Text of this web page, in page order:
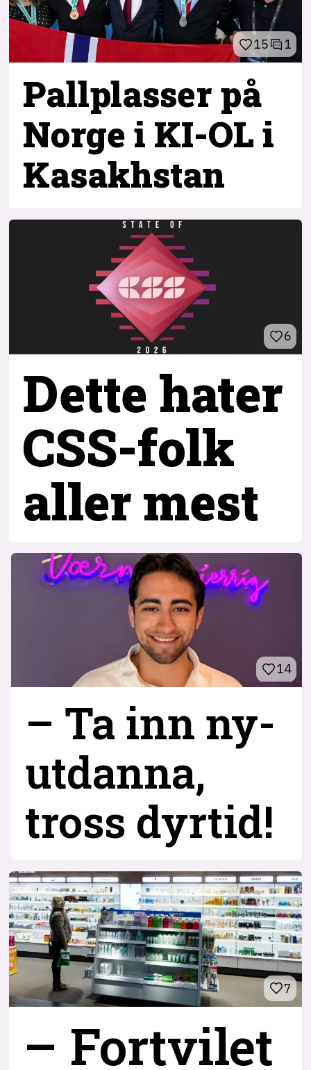
15 1
Pallplasser på
Norge i KI-OL i
Kasakhstan
6
Dette hater
CSS-folk
aller mest
14
– Ta inn ny­
utdanna,
tross dyrtid!
7
– Fortvilet